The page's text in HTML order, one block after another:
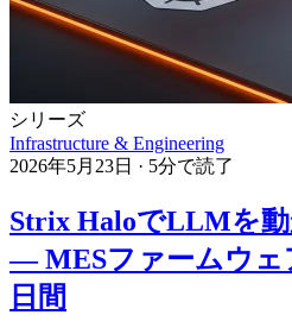
シリーズ
Infrastructure & Engineering
2026年5月23日 · 5分で読了
Strix HaloでLLMを
— MESファームウェ
日間